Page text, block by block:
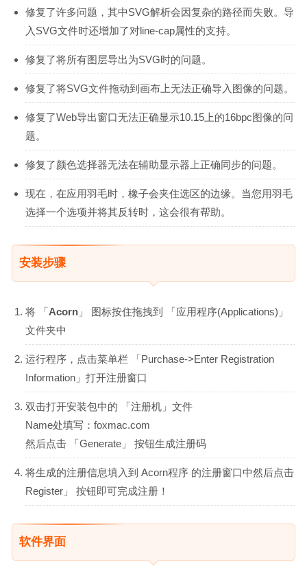
修复了许多问题，其中SVG解析会因复杂的路径而失败。导
入SVG文件时还增加了对line-cap属性的支持。
修复了将所有图层导出为SVG时的问题。
修复了将SVG文件拖动到画布上无法正确导入图像的问题。
修复了Web导出窗口无法正确显示10.15上的16bpc图像的问
题。
修复了颜色选择器无法在辅助显示器上正确同步的问题。
现在，在应用羽毛时，橡子会夹住选区的边缘。当您用羽毛
选择一个选项并将其反转时，这会很有帮助。
安装步骤
将 「Acorn 」 图标按住拖拽到 「应用程序(Applications)」
文件夹中
运行程序，点击菜单栏 「Purchase->Enter Registration
Information」打开注册窗口
双击打开安装包中的 「注册机」文件
Name处填写：foxmac.com
然后点击 「Generate」 按钮生成注册码
将生成的注册信息填入到 Acorn程序 的注册窗口中然后点击
Register」 按钮即可完成注册！
软件界面